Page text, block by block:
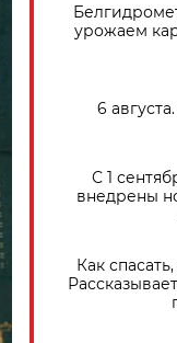
урожаем
6
С 1
внедрены
Как